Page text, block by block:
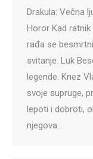
Drakula: Večna
Horor Kad
rađa se
svitanje. Luk
legende. Knez
svoje supruge,
lepoti i dobroti,
njegova…